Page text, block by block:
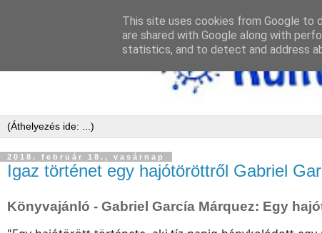
2018. február 18., vasárnap
Igaz történet egy hajótöröttről Gabriel
Könyvajánló - Gabriel García Márquez: Egy
This site uses cookies from Google to
are shared with Google along with
statistics, and to detect and address